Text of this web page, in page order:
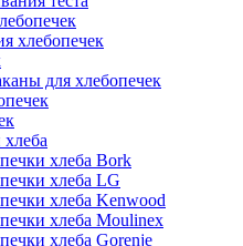
хлебопечек
для хлебопечек
хлеба Bork
хлеба LG
хлеба Kenwood
хлеба Moulinex
хлеба Gorenje